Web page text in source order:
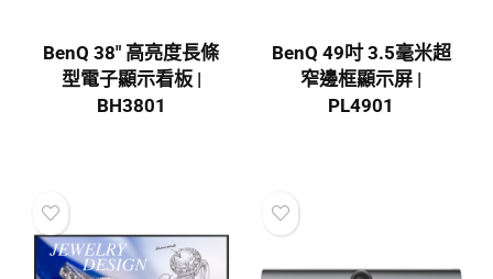
BenQ 38″ 高亮度長條
型電子顯示看板 |
BH3801
BenQ 49吋 3.5毫米超
窄邊框顯示屏 |
PL4901